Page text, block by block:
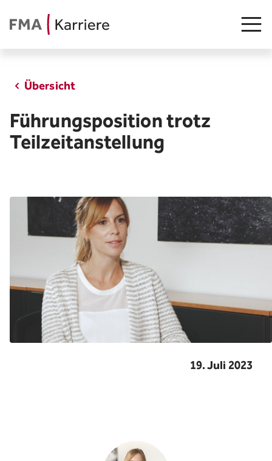
Junge Talente
Insights
Teams
Arbeiten in Liechtenstein
Übersicht
Führungsposition trotz
Teilzeitanstellung
19. Juli 2023